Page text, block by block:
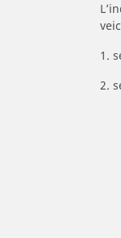
1.
2.